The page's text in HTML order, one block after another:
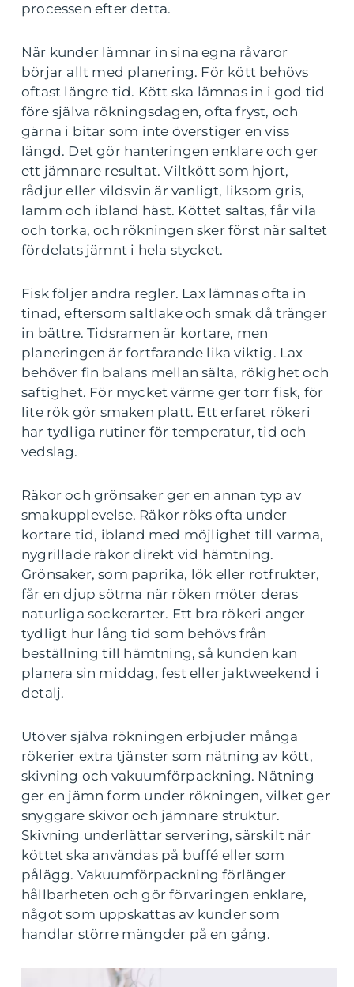
processen efter detta.
När kunder lämnar in sina egna råvaror
börjar allt med planering. För kött behövs
oftast längre tid. Kött ska lämnas in i god tid
före själva rökningsdagen, ofta fryst, och
gärna i bitar som inte överstiger en viss
längd. Det gör hanteringen enklare och ger
ett jämnare resultat. Viltkött som hjort,
rådjur eller vildsvin är vanligt, liksom gris,
lamm och ibland häst. Köttet saltas, får vila
och torka, och rökningen sker först när saltet
fördelats jämnt i hela stycket.
Fisk följer andra regler. Lax lämnas ofta in
tinad, eftersom saltlake och smak då tränger
in bättre. Tidsramen är kortare, men
planeringen är fortfarande lika viktig. Lax
behöver fin balans mellan sälta, rökighet och
saftighet. För mycket värme ger torr fisk, för
lite rök gör smaken platt. Ett erfaret rökeri
har tydliga rutiner för temperatur, tid och
vedslag.
Räkor och grönsaker ger en annan typ av
smakupplevelse. Räkor röks ofta under
kortare tid, ibland med möjlighet till varma,
nygrillade räkor direkt vid hämtning.
Grönsaker, som paprika, lök eller rotfrukter,
får en djup sötma när röken möter deras
naturliga sockerarter. Ett bra rökeri anger
tydligt hur lång tid som behövs från
beställning till hämtning, så kunden kan
planera sin middag, fest eller jaktweekend i
detalj.
Utöver själva rökningen erbjuder många
rökerier extra tjänster som nätning av kött,
skivning och vakuumförpackning. Nätning
ger en jämn form under rökningen, vilket ger
snyggare skivor och jämnare struktur.
Skivning underlättar servering, särskilt när
köttet ska användas på buffé eller som
pålägg. Vakuumförpackning förlänger
hållbarheten och gör förvaringen enklare,
något som uppskattas av kunder som
handlar större mängder på en gång.